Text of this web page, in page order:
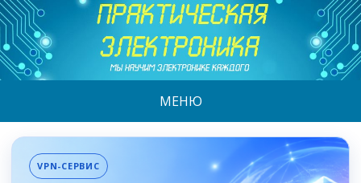
МЕНЮ
VPN-СЕРВИС